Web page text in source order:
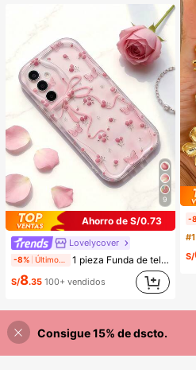
9
Ahorro de S/0.73
Lovelycover
-8% Últimos 2 días 1 pieza Funda de teléfono de textura suave de TPU con ola de dopamina en crema, diseño con flor linda y gran lazo, compatible con Galaxy S21 S22 S23 S24 S25 S26/Honor/etc.
S/8.35 100+ vendidos
-
S/
Consigue 15% de dscto.